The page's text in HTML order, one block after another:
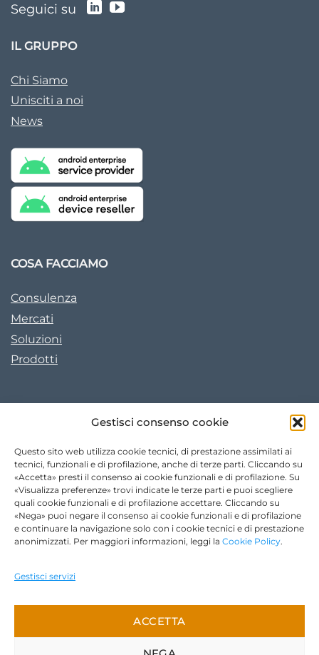
Gestisci consenso cookie
Questo sito web utilizza cookie tecnici, di prestazione assimilati ai
tecnici, funzionali e di profilazione, anche di terze parti. Cliccando su
«Accetta» presti il consenso ai cookie funzionali e di profilazione. Su
«Visualizza preferenze» trovi indicate le terze parti e puoi scegliere
quali cookie funzionali e di profilazione accettare. Cliccando su
«Nega» puoi negare il consenso ai cookie funzionali e di profilazione
e continuare la navigazione solo con i cookie tecnici e di prestazione
anonimizzati. Per maggiori informazioni, leggi la Cookie Policy.
Gestisci servizi
ACCETTA
Seguici su
IL GRUPPO
Chi Siamo
Unisciti a noi
News
COSA FACCIAMO
Consulenza
Mercati
Soluzioni
Prodotti
Fax +39 0422 828811
info@xholding.it
PERNIX - XERUM
Via G. Pascoli 42/M1 30020
Quarto d’Altino (VE)
AXTER